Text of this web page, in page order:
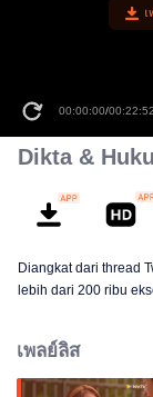
00:00:00/00:22:52
Dikta &
Diangkat dari thread
lebih dari 200 ribu
Nadhira kelas 11
adik dan masing-
เพลย์ลิส